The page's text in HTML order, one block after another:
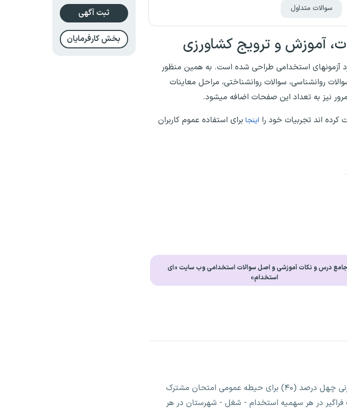
سوالات متداول
آموزش و ترویج کشاورزی
آزمونهای استخدامی طراحی شده است. به همین منظور
روانشناسی، سوالات روانشناختی، مراحل معاینات
نیز به تعداد این صفحات اضافه میشود.
اند تجربیات خود را اینجا برای استفاده عموم کاربران
درس و نکات آموزشی و اصل سوالات استخدامی وب سایت «ای
استخدام»
کسب حداقل پنجاه درصد (۵۰) میانگین نمره مکتسبه سه نفر اول با ارزش وزنی چهل درصد (۴۰) برای حیطه عمومی امتحان مشترک
مشترک فراگیر در هر سهمیه استخدام - شغل - شهرستان در هر
ثبت آگهی
بخش کارفرمایان